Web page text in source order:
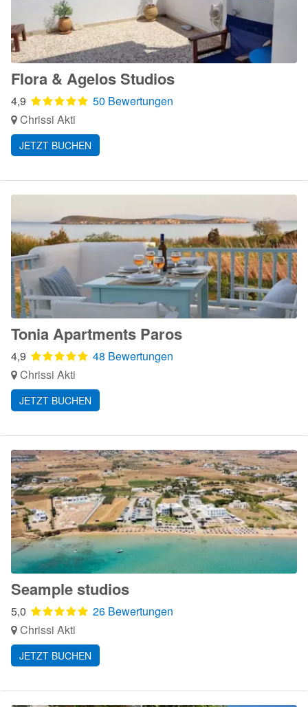
Flora & Agelos Studios
4,9
50 Bewertungen
Chrissi Akti
JETZT BUCHEN
Tonia Apartments Paros
4,9
48 Bewertungen
Chrissi Akti
JETZT BUCHEN
Seample studios
5,0
26 Bewertungen
Chrissi Akti
JETZT BUCHEN